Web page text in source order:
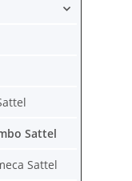
Sattel
Sattel